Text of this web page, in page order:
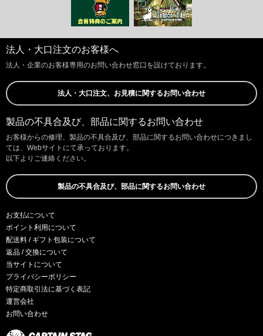
法人・大口注文のお客様へ
法人・企業のお客様専用のお問い合わせ窓口を設けております。
法人・大口注文、お見積に関するお問い合わせ
製品の不具合及び、部品に関するお問い合わせ
お客様からの修理、製品の不具合及び、部品に関するお問い合わせにつきまし
ては、Webサイトにて承っております。
以下よりご連絡ください。
製品の不具合及び、部品に関するお問い合わせ
お支払について
ポイント利用について
配送料 / ギフト包装について
返品 / 交換について
当サイトについて
プライバシーポリシー
特定商取引法に基づく表記
運営会社
お問い合わせ